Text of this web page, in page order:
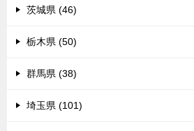
茨城県 (46)
栃木県 (50)
群馬県 (38)
埼玉県 (101)